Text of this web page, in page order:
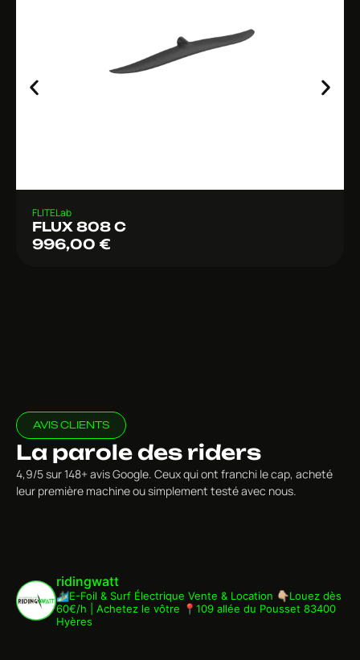
FLITELab
FLUX 808 C
996,00 €
AVIS CLIENTS
La parole des riders
4,9/5 sur 148+ avis Google. Ceux qui ont franchi le cap, acheté
leur première machine ou simplement testé avec nous.
ridingwatt
🏄🏾‍♂️E-Foil & Surf Électrique Vente & Location 👇🏼Louez dès
60€/h | Achetez le vôtre 📍109 allée du Pousset 83400
Hyères